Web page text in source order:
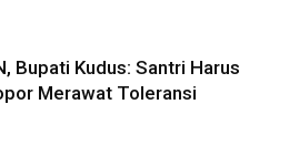
Bupati Kudus: Santri Harus
Merawat Toleransi